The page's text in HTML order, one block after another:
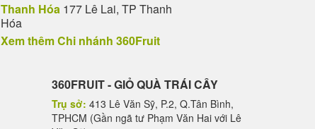
Thanh Hóa 177 Lê Lai, TP Thanh
Hóa
Xem thêm Chi nhánh 360Fruit
360FRUIT - GIỎ QUÀ TRÁI CÂY
Trụ sở: 413 Lê Văn Sỹ, P.2, Q.Tân Bình,
TPHCM (Gần ngã tư Phạm Văn Hai với Lê